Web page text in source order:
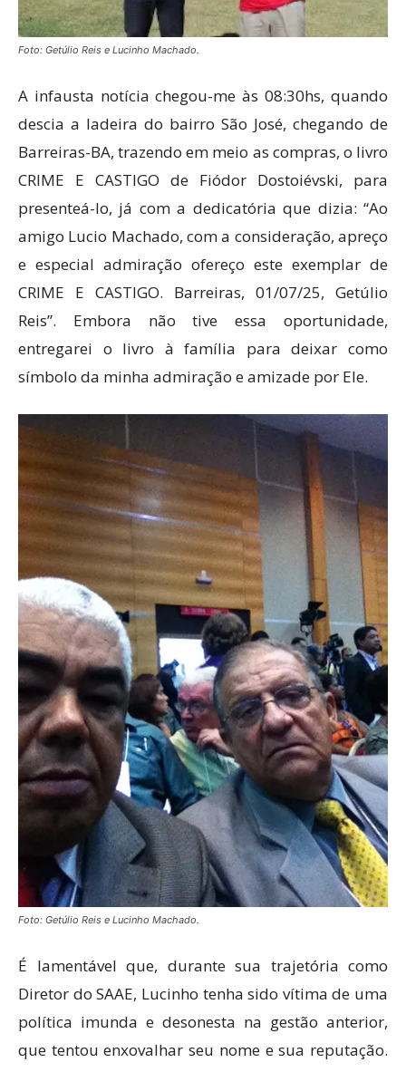
Foto: Getúlio Reis e Lucinho Machado.
A infausta notícia chegou-me às 08:30hs, quando
descia a ladeira do bairro São José, chegando de
Barreiras-BA, trazendo em meio as compras, o livro
CRIME E CASTIGO de Fiódor Dostoiévski, para
presenteá-lo, já com a dedicatória que dizia: “Ao
amigo Lucio Machado, com a consideração, apreço
e especial admiração ofereço este exemplar de
CRIME E CASTIGO. Barreiras, 01/07/25, Getúlio
Reis”. Embora não tive essa oportunidade,
entregarei o livro à família para deixar como
símbolo da minha admiração e amizade por Ele.
Foto: Getúlio Reis e Lucinho Machado.
É lamentável que, durante sua trajetória como
Diretor do SAAE, Lucinho tenha sido vítima de uma
política imunda e desonesta na gestão anterior,
que tentou enxovalhar seu nome e sua reputação.